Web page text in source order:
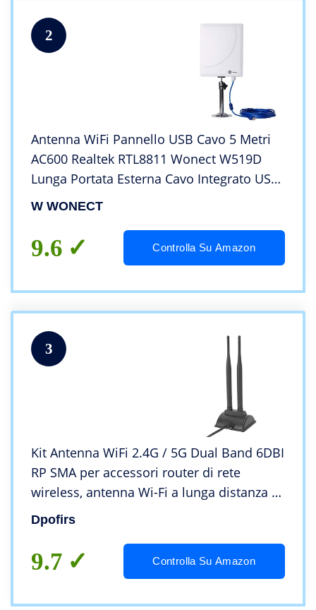
2
Antenna WiFi Pannello USB Cavo 5 Metri
AC600 Realtek RTL8811 Wonect W519D
Lunga Portata Esterna Cavo Integrato USB
Attivo Doppia Banda 2.4Ghz + 5Ghz
W WONECT
9.6 Controlla Su Amazon
3
Kit Antenna WiFi 2.4G / 5G Dual Band 6DBI
RP SMA per accessori router di rete
wireless, antenna Wi-Fi a lunga distanza di
piccole dimensioni, antenna Wi-Fi USB
verticale nera
Dpofirs
9.7 Controlla Su Amazon